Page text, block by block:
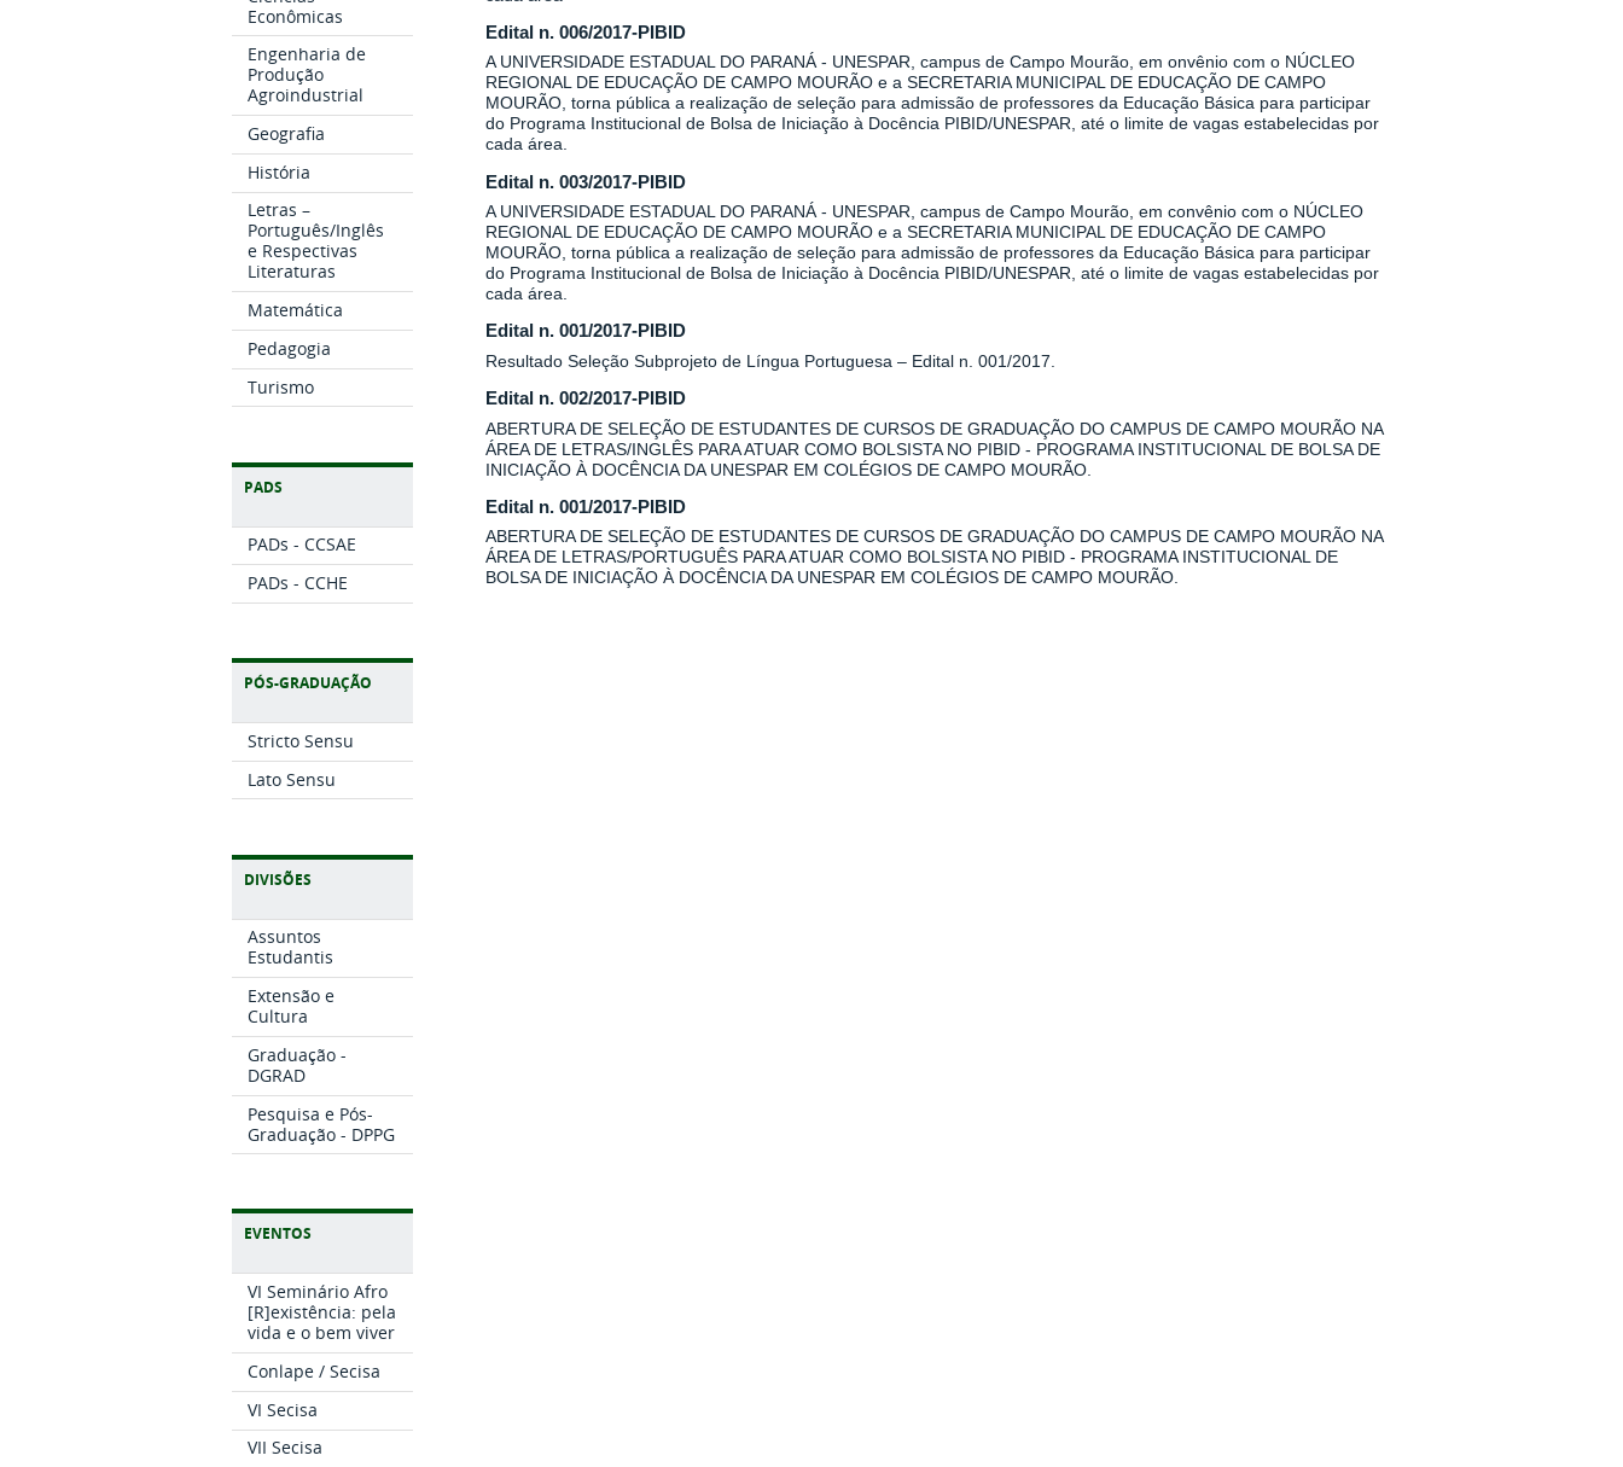
Econômicas
Engenharia de
Produção
Agroindustrial
Geografia
História
Letras –
Português/Inglês
e Respectivas
Literaturas
Matemática
Pedagogia
Turismo
PADS
PADs - CCSAE
PADs - CCHE
PÓS-GRADUAÇÃO
Stricto Sensu
Lato Sensu
DIVISÕES
Assuntos
Estudantis
Extensão e
Cultura
Graduação -
DGRAD
Pesquisa e Pós-
Graduação - DPPG
EVENTOS
VI Seminário Afro
[R]existência: pela
vida e o bem viver
Conlape / Secisa
VI Secisa
VII Secisa
Edital n. 006/2017-PIBID
A UNIVERSIDADE ESTADUAL DO PARANÁ - UNESPAR, campus de Campo Mourão, em onvênio com o NÚCLEO
REGIONAL DE EDUCAÇÃO DE CAMPO MOURÃO e a SECRETARIA MUNICIPAL DE EDUCAÇÃO DE CAMPO
MOURÃO, torna pública a realização de seleção para admissão de professores da Educação Básica para participar
do Programa Institucional de Bolsa de Iniciação à Docência PIBID/UNESPAR, até o limite de vagas estabelecidas por
cada área.
Edital n. 003/2017-PIBID
A UNIVERSIDADE ESTADUAL DO PARANÁ - UNESPAR, campus de Campo Mourão, em convênio com o NÚCLEO
REGIONAL DE EDUCAÇÃO DE CAMPO MOURÃO e a SECRETARIA MUNICIPAL DE EDUCAÇÃO DE CAMPO
MOURÃO, torna pública a realização de seleção para admissão de professores da Educação Básica para participar
do Programa Institucional de Bolsa de Iniciação à Docência PIBID/UNESPAR, até o limite de vagas estabelecidas por
cada área.
Edital n. 001/2017-PIBID
Resultado Seleção Subprojeto de Língua Portuguesa – Edital n. 001/2017.
Edital n. 002/2017-PIBID
ABERTURA DE SELEÇÃO DE ESTUDANTES DE CURSOS DE GRADUAÇÃO DO CAMPUS DE CAMPO MOURÃO NA
ÁREA DE LETRAS/INGLÊS PARA ATUAR COMO BOLSISTA NO PIBID - PROGRAMA INSTITUCIONAL DE BOLSA DE
INICIAÇÃO À DOCÊNCIA DA UNESPAR EM COLÉGIOS DE CAMPO MOURÃO.
Edital n. 001/2017-PIBID
ABERTURA DE SELEÇÃO DE ESTUDANTES DE CURSOS DE GRADUAÇÃO DO CAMPUS DE CAMPO MOURÃO NA
ÁREA DE LETRAS/PORTUGUÊS PARA ATUAR COMO BOLSISTA NO PIBID - PROGRAMA INSTITUCIONAL DE
BOLSA DE INICIAÇÃO À DOCÊNCIA DA UNESPAR EM COLÉGIOS DE CAMPO MOURÃO.